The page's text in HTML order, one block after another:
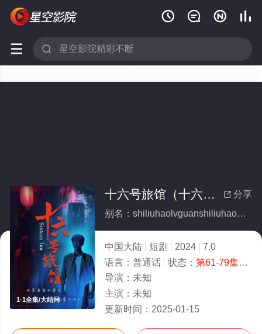
   
 
1-1全集/大结局
 分享
十六号旅馆（十六号客栈）(全集)
别名：shiliuhaolvguanshiliuhaokezhan
中国大陆 短剧 2024
7.0
语言： 普通话 状态： 第61-79集完结
导演： 未知
主演： 未知
更新时间： 2025-01-15